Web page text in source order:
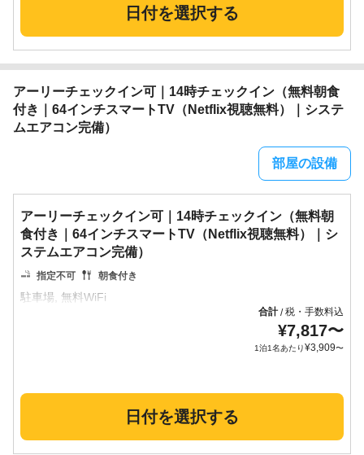
日付を選択する
アーリーチェックイン可｜14時チェックイン（無料朝食
付き｜64インチスマートTV（Netflix視聴無料）｜システ
ムエアコン完備）
部屋の設備
アーリーチェックイン可｜14時チェックイン（無料朝
食付き｜64インチスマートTV（Netflix視聴無料）｜シ
ステムエアコン完備）
指定不可 朝食付き
合計/税・手数料込
¥7,817〜
1泊1名あたり¥3,909〜
日付を選択する